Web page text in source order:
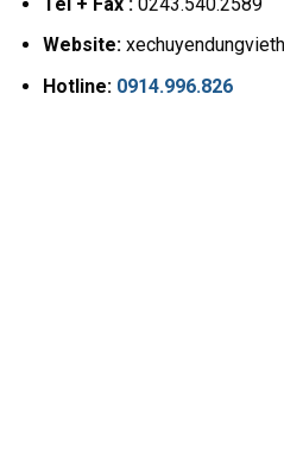
Website:
Hotline: 0914.996.826